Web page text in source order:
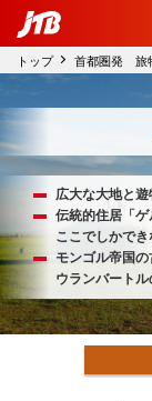
トップ 首都圏発 旅
広大な大地と
伝統的住居「
ここでしかでき
モンゴル帝国
ウランバート